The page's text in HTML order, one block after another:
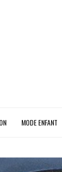
MODE ENFANT